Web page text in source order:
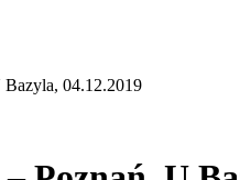
04.12.2019